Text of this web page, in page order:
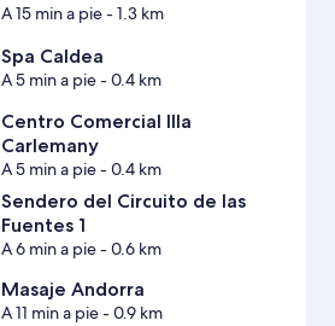
A 15 min a pie- 1.3 km
Spa Caldea
A 5 min a pie- 0.4 km
Centro Comercial Illa
Carlemany
A 5 min a pie- 0.4 km
Sendero del Circuito de las
Fuentes 1
A 6 min a pie- 0.6 km
Masaje Andorra
A 11 min a pie- 0.9 km